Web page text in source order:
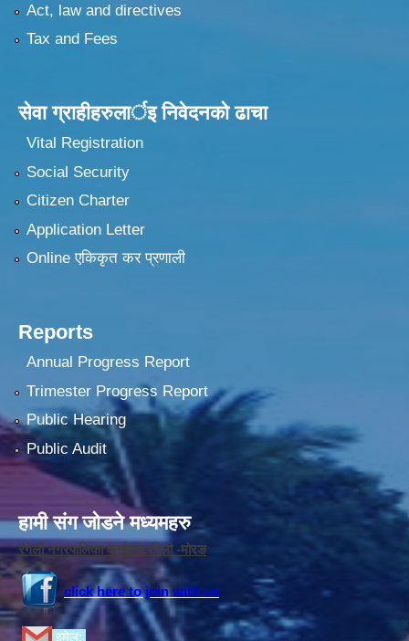
Act, law and directives
Tax and Fees
सेवा ग्राहीहरुलार्इ निवेदनकाे ढा‍चा
Vital Registration
Social Security
Citizen Charter
Application Letter
Online एकिकृत कर प्रणाली
Reports
Annual Progress Report
Trimester Progress Report
Public Hearing
Public Audit
हामी संग जोडने मध्यमहरु
रंगेली नगरपालिका कार्यलय,रंगेली -मोरङ
click here to join with us
इमेल: